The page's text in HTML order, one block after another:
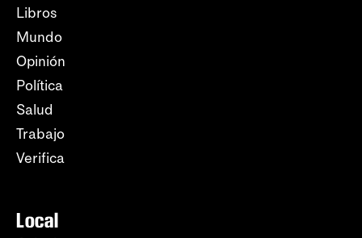
Libros
Mundo
Opinión
Política
Salud
Trabajo
Verifica
Local